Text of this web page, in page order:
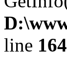
line 164